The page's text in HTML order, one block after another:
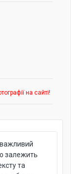
на сайті!
залежить
та